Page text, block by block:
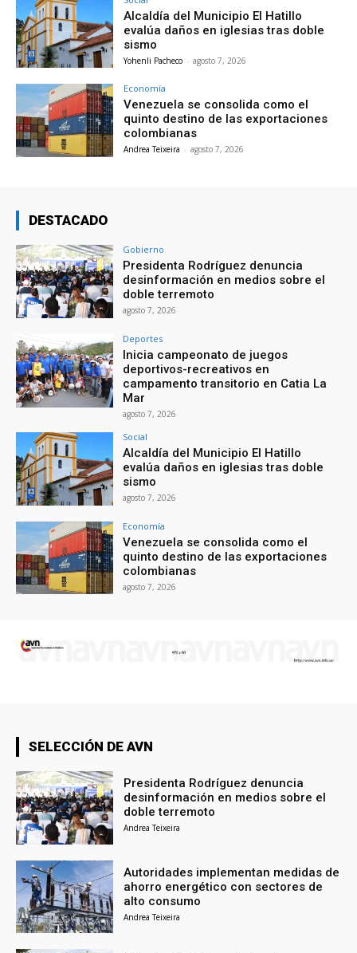
Alcaldía del Municipio El Hatillo
evalúa daños en iglesias tras doble
sismo
Yohenli Pacheco - agosto 7, 2026
Economía
Venezuela se consolida como el
quinto destino de las exportaciones
colombianas
Andrea Teixeira - agosto 7, 2026
DESTACADO
Gobierno
Presidenta Rodríguez denuncia
desinformación en medios sobre el
doble terremoto
agosto 7, 2026
Deportes
Inicia campeonato de juegos
deportivos-recreativos en
campamento transitorio en Catia La
Mar
agosto 7, 2026
Social
Alcaldía del Municipio El Hatillo
evalúa daños en iglesias tras doble
sismo
agosto 7, 2026
Economía
Venezuela se consolida como el
quinto destino de las exportaciones
colombianas
agosto 7, 2026
SELECCIÓN DE AVN
Presidenta Rodríguez denuncia
desinformación en medios sobre el
doble terremoto
Andrea Teixeira
Autoridades implementan medidas de
ahorro energético con sectores de
alto consumo
Andrea Teixeira